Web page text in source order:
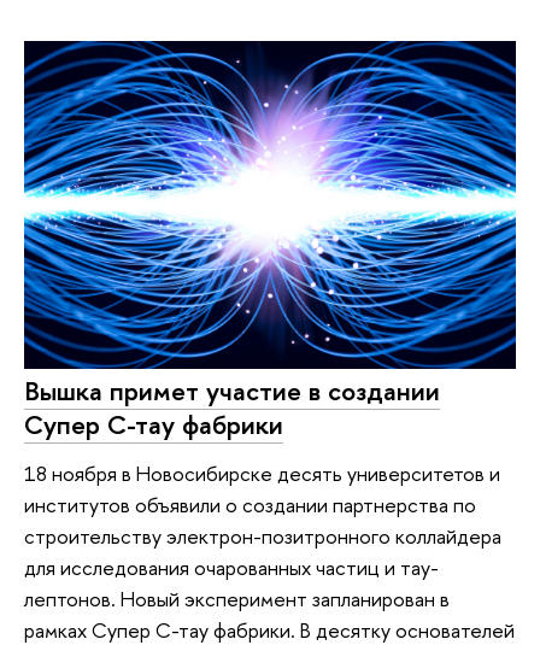
Вышка примет участие в создании
Супер С-тау фабрики
18 ноября в Новосибирске десять университетов и
институтов объявили о создании партнерства по
строительству электрон-позитронного коллайдера
для исследования очарованных частиц и тау-
лептонов. Новый эксперимент запланирован в
рамках Супер С-тау фабрики. В десятку основателей